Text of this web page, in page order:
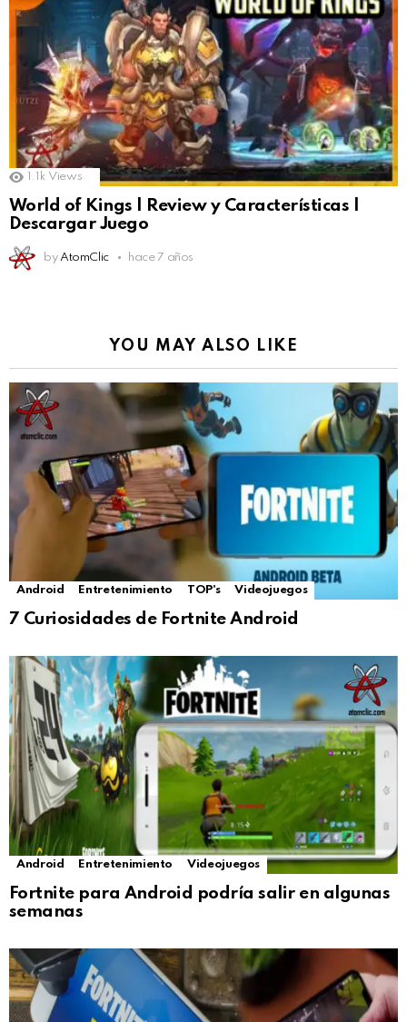
1.1k Views
World of Kings | Review y Características |
Descargar Juego
by AtomClic hace 7 años
YOU MAY ALSO LIKE
Android Entretenimiento TOP's Videojuegos
7 Curiosidades de Fortnite Android
Android Entretenimiento Videojuegos
Fortnite para Android podría salir en algunas
semanas